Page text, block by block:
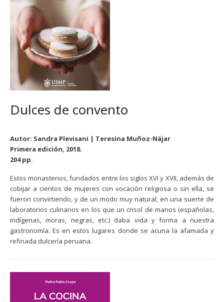
Dulces de convento
Autor: Sandra Plevisani | Teresina Muñoz-Nájar
Primera edición, 2018.
204 pp.
Estos monasterios, fundados entre los siglos XVI y XVII, además de
cobijar a cientos de mujeres con vocación religiosa o sin ella, se
fueron convirtiendo, y de un modo muy natural, en una suerte de
laboratorios culinarios en los que un crisol de manos (españolas,
indígenas, moras, negras, etc.) daba vida y forma a nuestra
gastronomía. Es en estos lugares donde se acuna la afamada y
refinada dulcería peruana.